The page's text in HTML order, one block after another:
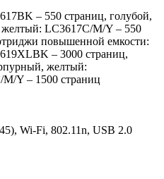
– 550 страниц, голубой,
LC3617C/M/Y – 550
повышенной емкости:
– 3000 страниц,
желтый:
Y – 1500 страниц
Wi-Fi, 802.11n, USB 2.0